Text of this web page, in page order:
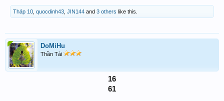
Tháp 10 quocdinh43 JIN144 and 3 others like this.
DoMiHu
Thần Tài
16
61​